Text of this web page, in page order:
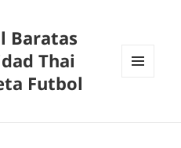
Baratas
Thai
Futbol